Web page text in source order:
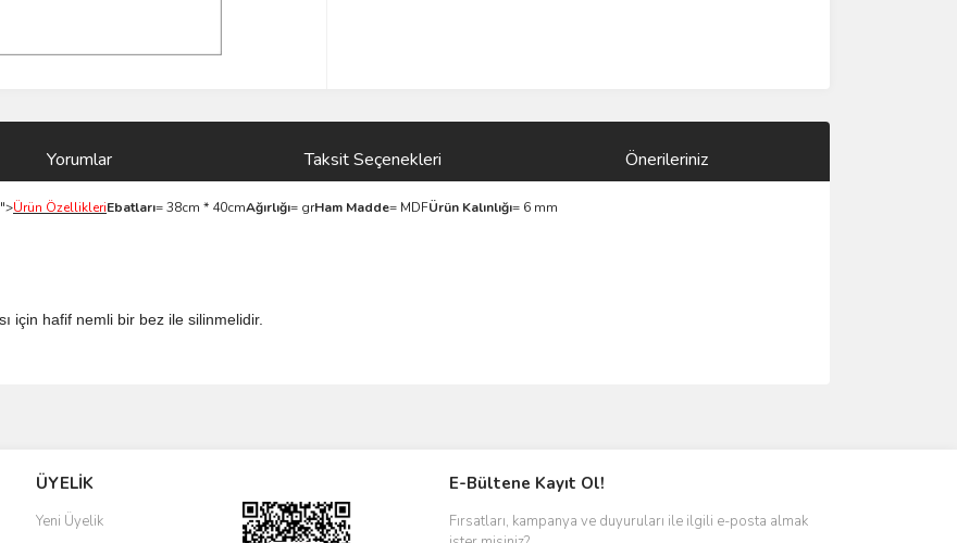
Yorumlar Taksit Seçenekleri Önerileriniz
Ürün ÖzellikleriEbatları= 38cm * 40cmAğırlığı= grHam Madde= MDFÜrün Kalınlığı= 6 mm
için hafif nemli bir bez ile silinmelidir.
Yorum Yaz
ÜYELİK
Yeni Üyelik
E-Bültene Kayıt Ol!
Fırsatları, kampanya ve duyuruları ile ilgili e-posta almak